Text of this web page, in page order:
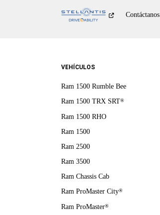
Contáctanos
VEHÍCULOS
Ram 1500 Rumble Bee
Ram 1500 TRX SRT®
Ram 1500 RHO
Ram 1500
Ram 2500
Ram 3500
Ram Chassis Cab
Ram ProMaster City®
Ram ProMaster®